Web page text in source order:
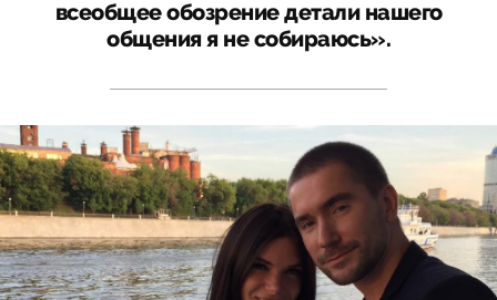
всеобщее обозрение детали нашего
общения я не собираюсь».